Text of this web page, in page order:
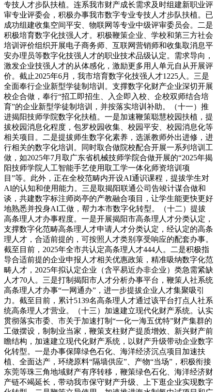
专技人才步队扶植。连系我市财产成长需求及时组建新职业评
审专业评委会，积极办事我市数字专业专技人才步队扶植。已
成功组建收集空间平安、物联网等专业中级评审委员会。二是
积极培育数字化技强人才。积极鞭策企业、学校和第三方社会
培训评价组织开展电子商务师、互联网营销师和收集取消息平
安办理员等数字化技强人才的职业技术品级认定。需求导向，
激发企业技强人才的从体感化，激励更多用人单元自从开展评
价。截止2025年6月，我市培育数字化技强人才1225人。三是
全面奉行企业新型学徒制培训。支撑数字化财产企业深切开展
校企合做，奉行“招工即招生、入企即入校、企校双师结合培
育”的企业新型学徒制培训，并按落实培训补助。（十一）推
进揭阳技师学院数字化扶植。一是加速鞭策聪慧校园扶植，提
拔校园消息化程度，包罗校园收集、校园平安、校园消息化等
相关项目。二是提拔师生数字化素养，选派教师外出进修，进
行相关的数字化培训。同时取合做院校配合开展一系列培训工
做，如2025年7月取广东省机械技师学院合做开展的“2025年揭
阳技师学院人工智能手艺使用取工学一体化师资培训项
目”等。此外，正在全校范畴内开设AI通识课程，提拔学生对
AI的认知和使用能力。三是取揭阳联通公司告竣计谋合做和
谈，共建数字标注师岗亭的产教融合项目，让学生能更快更好
地熟悉并投身AI工做，帮力本市数字化转型。（十二）提拔
高条理人才办事程度。一是开展揭阳市高条理人才分类认定，
支撑数字化范畴高条理人才申请人才分类认定，经认定的高条
理人才，合适前提的，可按照人才类别享受响应的配套办事。
截至目前，2025年全市共认定高条理人才444人。二是积极指
导合适前提的企业申报人才相关优惠政策，精准吸纳数字化范
畴人才，2025年拟认定企业（含平易近办非企业）类急需紧缺
人才70人。三是打制揭阳市人才分析办事平台，鞭策人社系统
高条理人才办事“一网通办”，进一步提拔企业人才集聚吸引
力。截至目前，累计5139名高条理人才通过该平台打点人社系
统高条理人才营业。（十三）加速建立现代化财产系统。认实
贯彻落实市委、市关于加速打制“一化一海五优特”财产集群的
工做摆设，制制业当家，鞭策支柱财产提质增效、新兴财产前
瞻结构，加速建立现代化财产系统，以财产升级带动企业数字
化转型。一是办事保障绿色石化、海洋经济沉点项目加速扶
植、全面达产，环绕原料“隔墙供应”、产物“当场”，积极衔接
东莞等珠三角地域财产有序转移，鞭策绿色石化、海洋经济财
产链不竭延长，带动我市保守财产升级、上下逛企业实现数字